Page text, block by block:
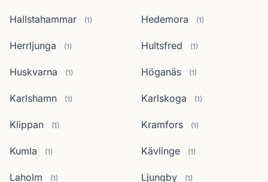
Hallstahammar (1) Hedemora (1)
Herrljunga (1) Hultsfred (1)
Huskvarna (1) Höganäs (1)
Karlshamn (1) Karlskoga (1)
Klippan (1) Kramfors (1)
Kumla (1) Kävlinge (1)
Laholm (1) Ljungby (1)